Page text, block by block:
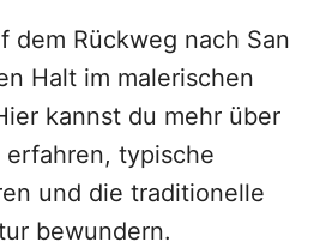
dem Rückweg nach San
Halt im malerischen
kannst du mehr über
typische
und die traditionelle
bewundern.